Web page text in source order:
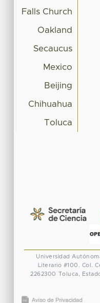
Falls Church
Oakland
Secaucus
Mexico
Beijing
Chihuahua
Toluca
Universidad
Literario #100. Col.
2262300 Toluca,